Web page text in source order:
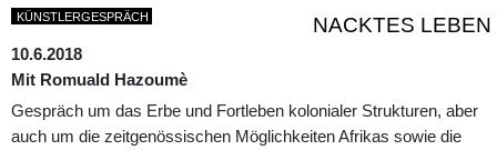
NACKTES LEBEN
KÜNSTLERGESPRÄCH
10.6.2018
Mit Romuald Hazoumè
Gespräch um das Erbe und Fortleben kolonialer Strukturen, aber
auch um die zeitgenössischen Möglichkeiten Afrikas sowie die